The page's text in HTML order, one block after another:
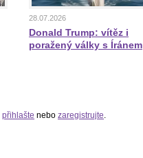
28.07.2026
Donald Trump: vítěz i
poražený války s Íránem
přihlašte nebo zaregistrujte